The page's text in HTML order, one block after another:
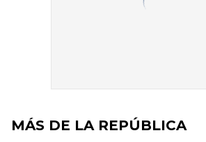
MÁS DE LA REPÚBLICA